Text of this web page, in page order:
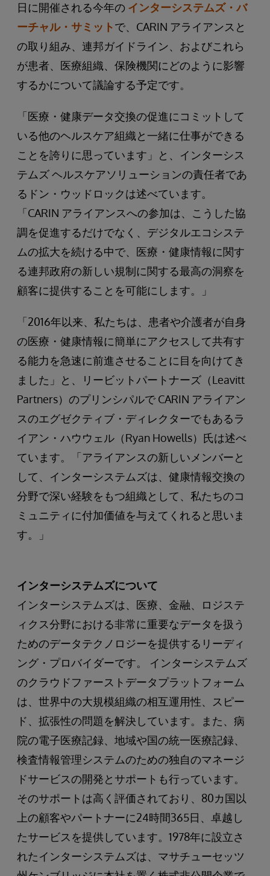
日に開催される今年の インターシステムズ・バ
ーチャル・サミットで、CARIN アライアンスと
の取り組み、連邦ガイドライン、およびこれら
が患者、医療組織、保険機関にどのように影響
するかについて議論する予定です。
「医療・健康データ交換の促進にコミットして
いる他のヘルスケア組織と一緒に仕事ができる
ことを誇りに思っています」と、インターシス
テムズ ヘルスケアソリューションの責任者であ
るドン・ウッドロックは述べています。
「CARIN アライアンスへの参加は、こうした協
調を促進するだけでなく、デジタルエコシステ
ムの拡大を続ける中で、医療・健康情報に関す
る連邦政府の新しい規制に関する最高の洞察を
顧客に提供することを可能にします。」
「2016年以来、私たちは、患者や介護者が自身
の医療・健康情報に簡単にアクセスして共有す
る能力を急速に前進させることに目を向けてき
ました」と、リービットパートナーズ（Leavitt
Partners）のプリンシパルで CARIN アライアン
スのエグゼクティブ・ディレクターでもあるラ
イアン・ハウウェル（Ryan Howells）氏は述べ
ています。「アライアンスの新しいメンバーと
して、インターシステムズは、健康情報交換の
分野で深い経験をもつ組織として、私たちのコ
ミュニティに付加価値を与えてくれると思いま
す。」
インターシステムズについて
インターシステムズは、医療、金融、ロジステ
ィクス分野における非常に重要なデータを扱う
ためのデータテクノロジーを提供するリーディ
ング・プロバイダーです。 インターシステムズ
のクラウドファーストデータプラットフォーム
は、世界中の大規模組織の相互運用性、スピー
ド、拡張性の問題を解決しています。また、病
院の電子医療記録、地域や国の統一医療記録、
検査情報管理システムのための独自のマネージ
ドサービスの開発とサポートも行っています。
そのサポートは高く評価されており、80カ国以
上の顧客やパートナーに24時間365日、卓越し
たサービスを提供しています。1978年に設立さ
れたインターシステムズは、マサチューセッツ